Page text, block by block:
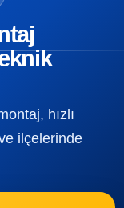
hızlı
ilçelerinde